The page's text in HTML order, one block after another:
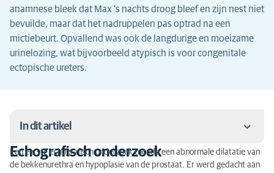
anamnese bleek dat Max 's nachts droog bleef en zijn nest niet
bevuilde, maar dat het nadruppelen pas optrad na een
mictiebeurt. Opvallend was ook de langdurige en moeizame
urinelozing, wat bijvoorbeeld atypisch is voor congenitale
ectopische ureters.
In dit artikel
Echografisch onderzoek
Echografisch onderzoek
Een eerste echografisch onderzoek toonde een abnormale dilatatie van
de bekkenurethra en hypoplasie van de prostaat. Er werd gedacht aan